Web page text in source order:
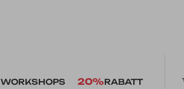
WORKSHOPS 20%RABATT